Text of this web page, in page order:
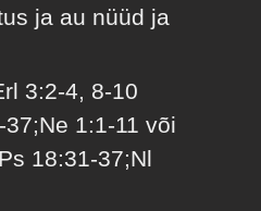
ja au nüüd ja
3:2-4, 8-10
1:1-11 või
18:31-37;Nl